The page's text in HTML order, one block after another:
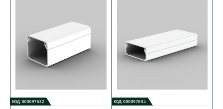
В порівняння
КОД: 000097632 КОД: 000097634